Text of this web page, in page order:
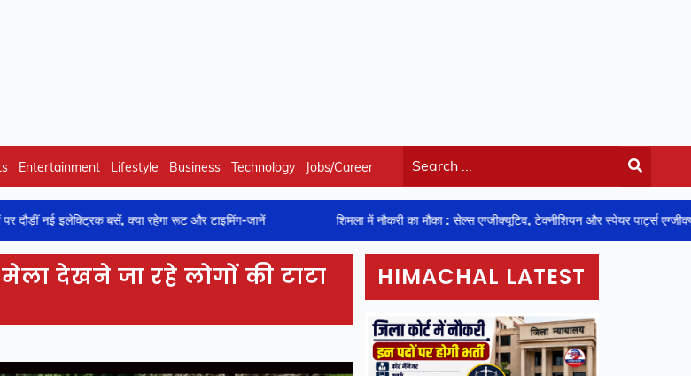
Entertainment Lifestyle Business Technology Jobs/Career
बसें, क्या रहेगा रूट और टाइमिंग-जानें शिमला में नौकरी का मौका : सेल्स एग्जीक्यूटिव, टेक्नीशियन और स्पेयर पार्ट्स एग्जीक्यूटिव के पदों पर
देखने जा रहे लोगों की टाटा
HIMACHAL LATEST